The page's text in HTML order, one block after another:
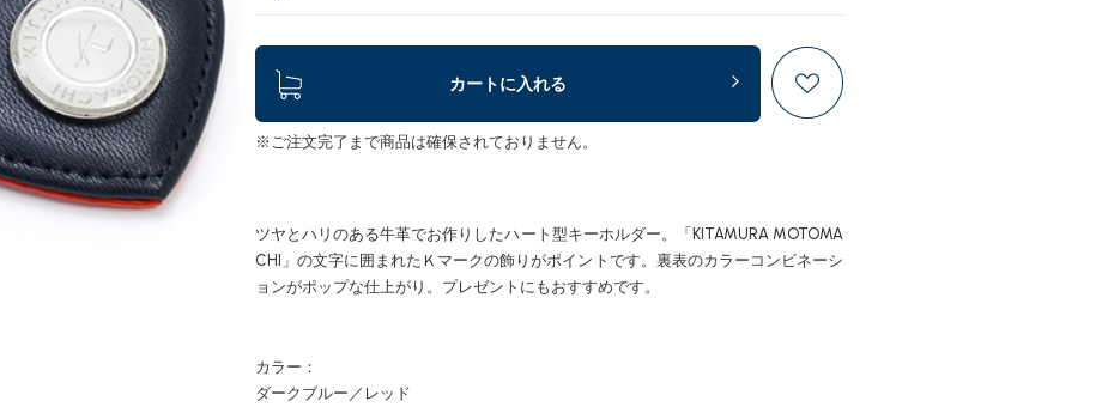
カートに入れる
※ご注文完了まで商品は確保されておりません。
ツヤとハリのある牛革でお作りしたハート型キーホルダー。「KITAMURA MOTOMA
CHI」の文字に囲まれたＫマークの飾りがポイントです。裏表のカラーコンビネーシ
ョンがポップな仕上がり。プレゼントにもおすすめです。
カラー：
ダークブルー／レッド